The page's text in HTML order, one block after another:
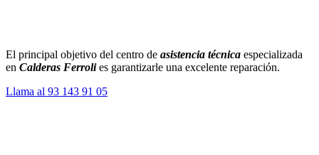
El principal objetivo del centro de asistencia técnica especializada
en Calderas Ferroli es garantizarle una excelente reparación.
Llama al 93 143 91 05